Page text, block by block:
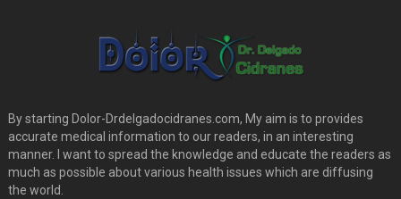
By starting Dolor-Drdelgadocidranes.com, My aim is to provides
accurate medical information to our readers, in an interesting
manner. I want to spread the knowledge and educate the readers as
much as possible about various health issues which are diffusing
the world.